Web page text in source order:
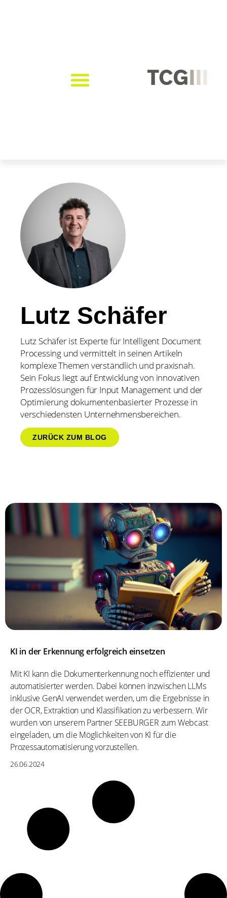
Lutz Schäfer
Lutz Schäfer ist Experte für Intelligent Document
Processing und vermittelt in seinen Artikeln
komplexe Themen verständlich und praxisnah.
Sein Fokus liegt auf Entwicklung von innovativen
Prozesslösungen für Input Management und der
Optimierung dokumentenbasierter Prozesse in
verschiedensten Unternehmensbereichen.
ZURÜCK ZUM BLOG
KI in der Erkennung erfolgreich einsetzen
Mit KI kann die Dokumenterkennung noch effizienter und
automatisierter werden. Dabei können inzwischen LLMs
inklusive GenAI verwendet werden, um die Ergebnisse in
der OCR, Extraktion und Klassifikation zu verbessern. Wir
wurden von unserem Partner SEEBURGER zum Webcast
eingeladen, um die Möglichkeiten von KI für die
Prozessautomatisierung vorzustellen.
26.06.2024